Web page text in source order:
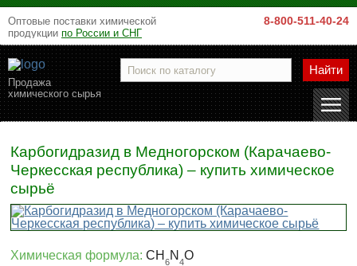
Оптовые поставки химической
продукции по России и СНГ
8-800-511-40-24
Продажа
химического сырья
Найти
Карбогидразид в Медногорском (Карачаево-
Черкесская республика) – купить химическое
сырьё
Химическая формула: СН 6N 4О